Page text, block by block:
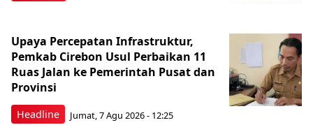
Headline
Upaya Percepatan Infrastruktur,
Pemkab Cirebon Usul Perbaikan 11
Ruas Jalan ke Pemerintah Pusat dan
Provinsi
Jumat, 7 Agu 2026 - 12:25